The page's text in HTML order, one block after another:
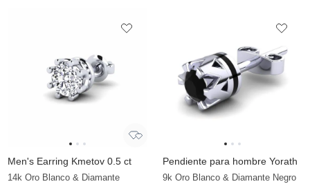
Men's Earring Kmetov 0.5 ct
14k Oro Blanco & Diamante
Pendiente para hombre Yorath
9k Oro Blanco & Diamante Negro